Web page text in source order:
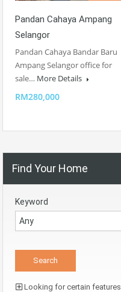
Pandan Cahaya Ampang
Selangor
Pandan Cahaya Bandar Baru
Ampang Selangor office for
sale… More Details
RM280,000
Find Your Home
Keyword
Looking for certain features